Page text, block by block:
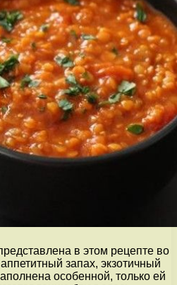
в этом рецепте во
запах, экзотичный
особенной, только ей